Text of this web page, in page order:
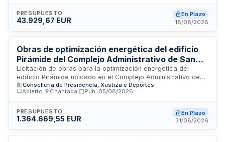
reposiciones necesarias, ejecución de zanja drenante
perimetral, saneados, revestimientos y acabados, así como
demolición derivados de la ejecución de las obras.
PRESUPUESTO
43.929,67 EUR
En Plazo
18/08/2026
Obras de optimización energética del edificio
Pirámide del Complejo Administrativo de San
Caetano
Licitación de obras para la optimización energética del
edificio Pirámide ubicado en el Complejo Administrativo de
San Caetano, promovida por la Consellería de Presidencia,
Xustiza e Deportes. El proyecto contempla intervenciones
infraestructura mediante trabajos de construcción y reforma
especializada. El importe estimado del contrato es de
plazo de presentación de ofertas.
Consellería de Presidencia, Xustiza e Deportes
Abierto
Chantada Pub. 05/08/2026
PRESUPUESTO
1.364.669,55 EUR
En Plazo
31/08/2026